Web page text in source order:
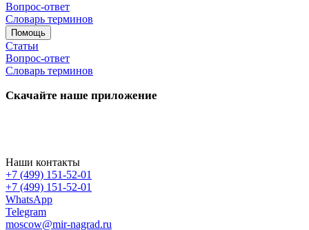
Вопрос-ответ
Словарь терминов
Помощь
Статьи
Вопрос-ответ
Словарь терминов
Скачайте наше приложение
Наши контакты
+7 (499) 151-52-01
+7 (499) 151-52-01
WhatsApp
Telegram
moscow@mir-nagrad.ru